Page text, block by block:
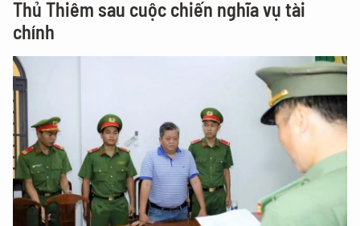
Thủ Thiêm sau cuộc chiến nghĩa vụ tài
chính